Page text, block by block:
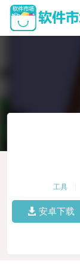
工具
安卓下载